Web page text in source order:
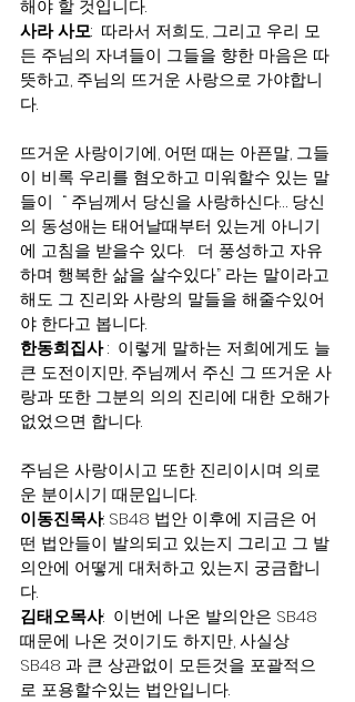
해야 할 것입니다.
사라 사모:  따라서 저희도, 그리고 우리 모
든 주님의 자녀들이 그들을 향한 마음은 따
뜻하고, 주님의 뜨거운 사랑으로 가야합니
다.
뜨거운 사랑이기에, 어떤 때는 아픈말, 그들
이 비록 우리를 혐오하고 미워할수 있는 말
들이  “ 주님께서 당신을 사랑하신다… 당신
의 동성애는 태어날때부터 있는게 아니기
에 고침을 받을수 있다.   더 풍성하고 자유
하며 행복한 삶을 살수있다” 라는 말이라고
해도 그 진리와 사랑의 말들을 해줄수있어
야 한다고 봅니다.
한동희집사 :  이렇게 말하는 저희에게도 늘
큰 도전이지만, 주님께서 주신 그 뜨거운 사
랑과 또한 그분의 의의 진리에 대한 오해가
없었으면 합니다.
주님은 사랑이시고 또한 진리이시며 의로
운 분이시기 때문입니다.
이동진목사: SB48 법안 이후에 지금은 어
떤 법안들이 발의되고 있는지 그리고 그 발
의안에 어떻게 대처하고 있는지 궁금합니
다.
김태오목사:  이번에 나온 발의안은 SB48
때문에 나온 것이기도 하지만, 사실상
SB48 과 큰 상관없이 모든것을 포괄적으
로 포용할수있는 법안입니다.